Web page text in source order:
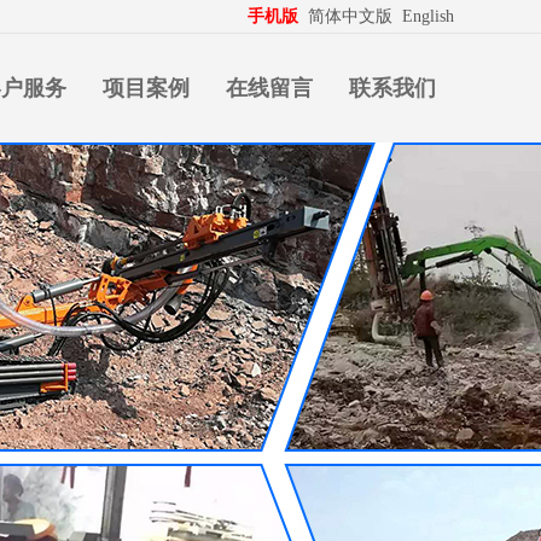
手机版 简体中文版 English
服务 项目案例 在线留言 联系我们